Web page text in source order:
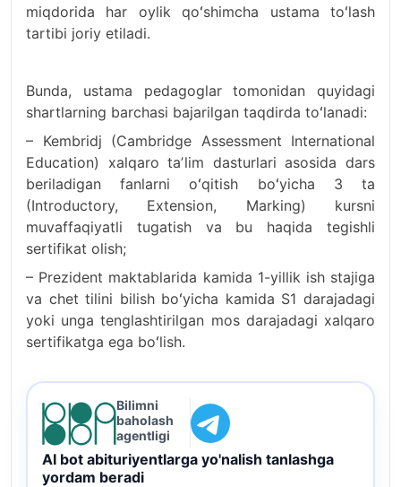
miqdorida har oylik qoʻshimcha ustama toʻlash
tartibi joriy etiladi.
Bunda, ustama pedagoglar tomonidan quyidagi
shartlarning barchasi bajarilgan taqdirda toʻlanadi:
– Kembridj (Cambridge Assessment International
Education) xalqaro taʼlim dasturlari asosida dars
beriladigan fanlarni oʻqitish boʻyicha 3 ta
(Introductory, Extension, Marking) kursni
muvaffaqiyatli tugatish va bu haqida tegishli
sertifikat olish;
– Prezident maktablarida kamida 1-yillik ish stajiga
va chet tilini bilish boʻyicha kamida S1 darajadagi
yoki unga tenglashtirilgan mos darajadagi xalqaro
sertifikatga ega boʻlish.
Bilimni
baholash
agentligi
AI bot abituriyentlarga yo'nalish tanlashga
yordam beradi